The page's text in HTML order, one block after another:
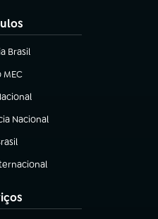
Brasil
nova aba)
MECnova aba)
Nacional
aba)
em nova aba)
aba)